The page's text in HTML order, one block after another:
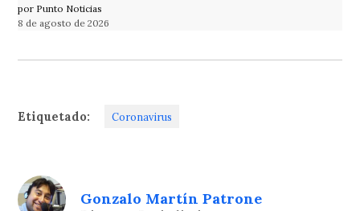
por Punto Noticias
8 de agosto de 2026
Etiquetado: Coronavirus
Gonzalo Martín Patrone